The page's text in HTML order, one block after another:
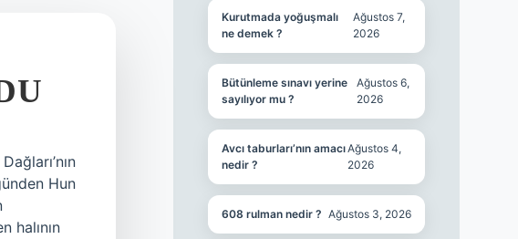
Hun
halının
Kurutmada yoğuşmalı
ne demek ?
Ağustos 7,
2026
Bütünleme sınavı yerine
sayılıyor mu ?
Ağustos 6,
2026
Avcı taburları’nın amacı
nedir ?
Ağustos 4,
2026
608 rulman nedir ? Ağustos 3, 2026